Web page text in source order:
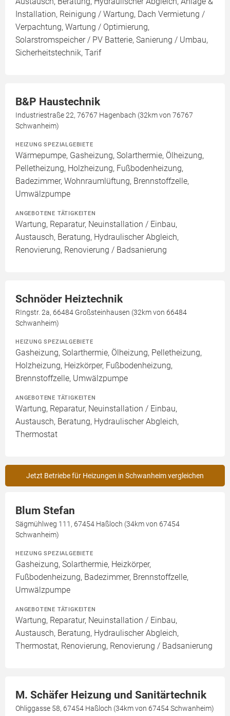
Installation, Reinigung / Wartung, Dach Vermietung /
Verpachtung, Wartung / Optimierung,
Solarstromspeicher / PV Batterie, Sanierung / Umbau,
Sicherheitstechnik, Tarif
B&P Haustechnik
Industriestraße 22, 76767 Hagenbach (32km von 76767
Schwanheim)
HEIZUNG SPEZIALGEBIETE
Wärmepumpe, Gasheizung, Solarthermie, Ölheizung,
Pelletheizung, Holzheizung, Fußbodenheizung,
Badezimmer, Wohnraumlüftung, Brennstoffzelle,
Umwälzpumpe
ANGEBOTENE TÄTIGKEITEN
Wartung, Reparatur, Neuinstallation / Einbau,
Austausch, Beratung, Hydraulischer Abgleich,
Renovierung, Renovierung / Badsanierung
Schnöder Heiztechnik
RIngstr. 2a, 66484 Großsteinhausen (32km von 66484
Schwanheim)
HEIZUNG SPEZIALGEBIETE
Gasheizung, Solarthermie, Ölheizung, Pelletheizung,
Holzheizung, Heizkörper, Fußbodenheizung,
Brennstoffzelle, Umwälzpumpe
ANGEBOTENE TÄTIGKEITEN
Wartung, Reparatur, Neuinstallation / Einbau,
Austausch, Beratung, Hydraulischer Abgleich,
Thermostat
Jetzt Betriebe für Heizungen in Schwanheim vergleichen
Blum Stefan
Sägmühlweg 111, 67454 Haßloch (34km von 67454
Schwanheim)
HEIZUNG SPEZIALGEBIETE
Gasheizung, Solarthermie, Heizkörper,
Fußbodenheizung, Badezimmer, Brennstoffzelle,
Umwälzpumpe
ANGEBOTENE TÄTIGKEITEN
Wartung, Reparatur, Neuinstallation / Einbau,
Austausch, Beratung, Hydraulischer Abgleich,
Thermostat, Renovierung, Renovierung / Badsanierung
M. Schäfer Heizung und Sanitärtechnik
Ohliggasse 58, 67454 Haßloch (34km von 67454 Schwanheim)